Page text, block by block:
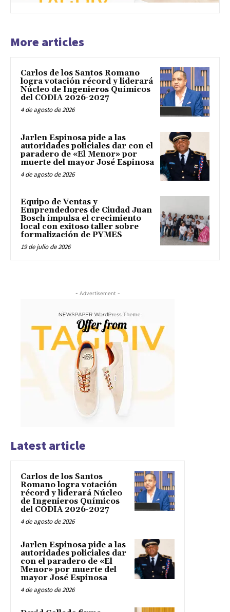
More articles
Carlos de los Santos Romano
logra votación récord y liderará
Núcleo de Ingenieros Químicos
del CODIA 2026-2027
4 de agosto de 2026
Jarlen Espinosa pide a las
autoridades policiales dar con el
paradero de «El Menor» por
muerte del mayor José Espinosa
4 de agosto de 2026
Equipo de Ventas y
Emprendedores de Ciudad Juan
Bosch impulsa el crecimiento
local con exitoso taller sobre
formalización de PYMES
19 de julio de 2026
- Advertisement -
Latest article
Carlos de los Santos
Romano logra votación
récord y liderará Núcleo
de Ingenieros Químicos
del CODIA 2026-2027
4 de agosto de 2026
Jarlen Espinosa pide a las
autoridades policiales dar
con el paradero de «El
Menor» por muerte del
mayor José Espinosa
4 de agosto de 2026